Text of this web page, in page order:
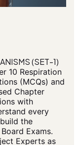
(SET-1)
10 Respiration
(MCQs) and
Chapter
with
every
the
Exams.
Experts as